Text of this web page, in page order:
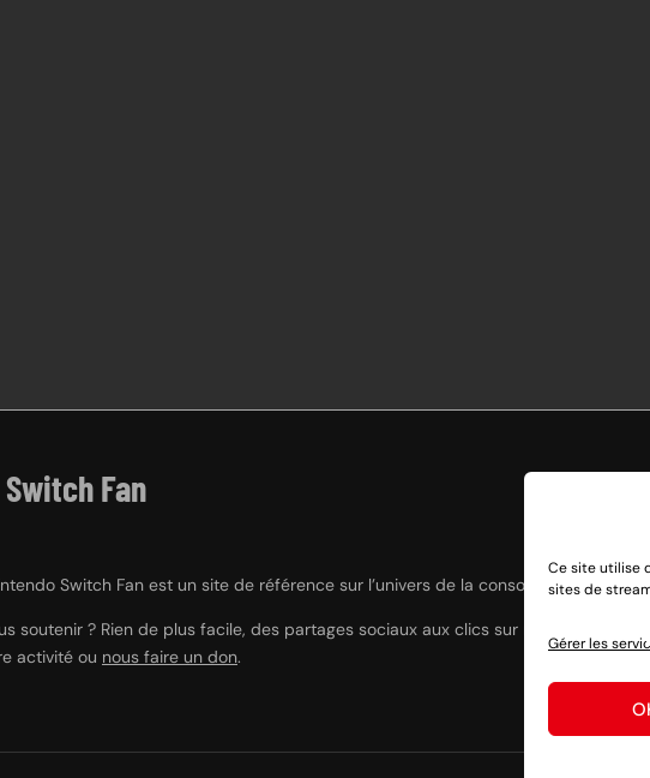
Ce site utilise
sites de
Gérer les
Fan
Switch Fan est un site de référence sur l’univers de la console hybride
soutenir ? Rien de plus facile, des partages sociaux aux clics sur nos liens en
activité ou nous faire un don.